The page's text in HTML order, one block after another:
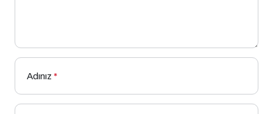
Adınız *